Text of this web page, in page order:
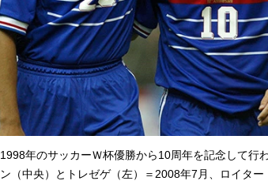
1998年のサッカーＷ杯優勝から10周年を記念して行
ン（中央）とトレゼゲ（左）＝2008年7月、ロイター